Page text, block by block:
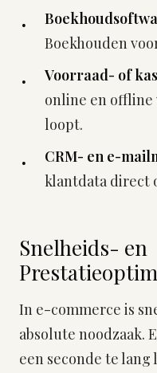
Boekhouden
Voorraad- of
online en
loopt.
CRM- en e-
klantdata direct
Snelheids- en
In e-commerce is
absolute noodzaak.
een seconde te lang